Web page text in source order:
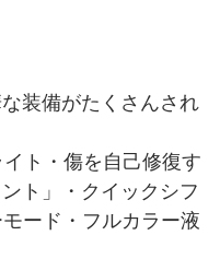
装備がたくさんされ
ト・傷を自己修復す
ト」・クイックシフ
ード・フルカラー液